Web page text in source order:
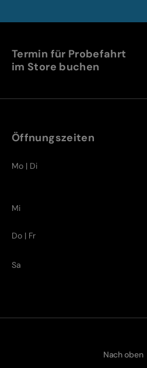
Termin für Probefahrt
im Store buchen
Öffnungszeiten
Mo | Di
Mi
Do | Fr
Sa
Nach oben